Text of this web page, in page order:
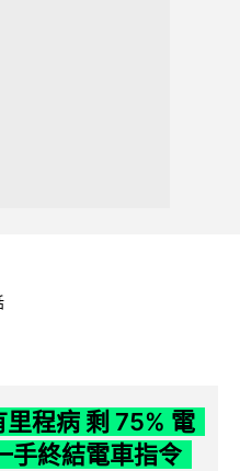
程病 剩 75% 電
手終結電車指令